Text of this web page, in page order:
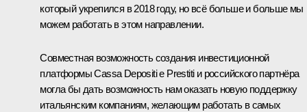
который укрепился в 2018 году, но всё больше и больше мы
можем работать в этом направлении.
Совместная возможность создания инвестиционной
платформы Cassa Depositi e Prestiti и российского партнёра
могла бы дать возможность нам оказать новую поддержку
итальянским компаниям, желающим работать в самых